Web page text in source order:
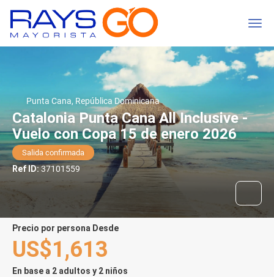
Punta Cana, República Dominicana
Catalonia Punta Cana All Inclusive -
Vuelo con Copa 15 de enero 2026
Salida confirmada
Ref ID:37101559
precio por persona Desde
US$1,613
En base a 2 adultos y 2 niños